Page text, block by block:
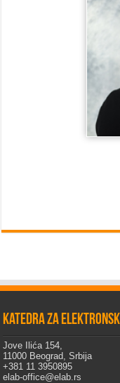
Katedra za
Jove Ilića 154,
11000 Beograd, Srbija
+381 11 3950895
elab-office@elab.rs